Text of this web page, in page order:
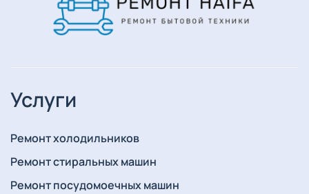
Услуги
Ремонт холодильников
Ремонт стиральных машин
Ремонт посудомоечных машин